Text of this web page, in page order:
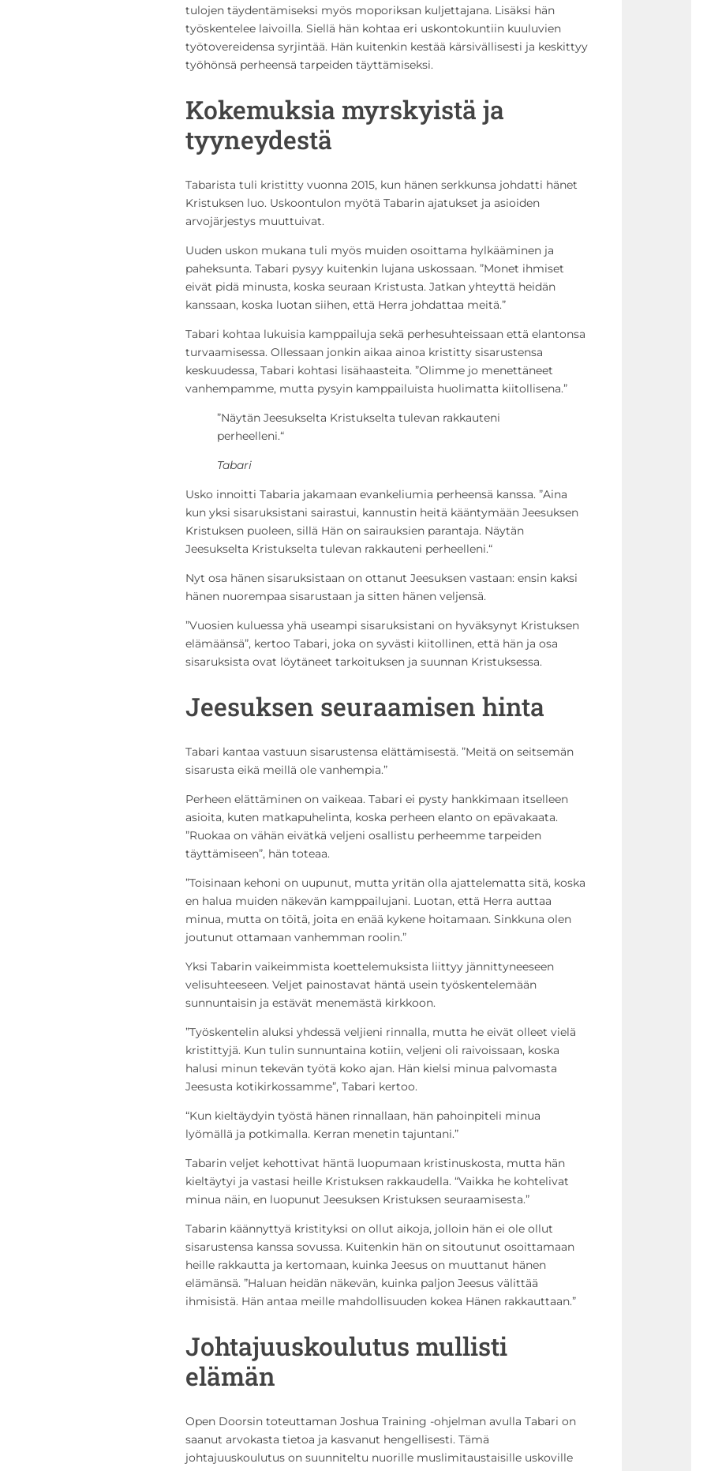
tulojen täydentämiseksi myös moporiksan kuljettajana. Lisäksi hän
työskentelee laivoilla. Siellä hän kohtaa eri uskontokuntiin kuuluvien
työtovereidensa syrjintää. Hän kuitenkin kestää kärsivällisesti ja keskittyy
työhönsä perheensä tarpeiden täyttämiseksi.
Kokemuksia myrskyistä ja
tyyneydestä
Tabarista tuli kristitty vuonna 2015, kun hänen serkkunsa johdatti hänet
Kristuksen luo. Uskoontulon myötä Tabarin ajatukset ja asioiden
arvojärjestys muuttuivat.
Uuden uskon mukana tuli myös muiden osoittama hylkääminen ja
paheksunta. Tabari pysyy kuitenkin lujana uskossaan. ”Monet ihmiset
eivät pidä minusta, koska seuraan Kristusta. Jatkan yhteyttä heidän
kanssaan, koska luotan siihen, että Herra johdattaa meitä.”
Tabari kohtaa lukuisia kamppailuja sekä perhesuhteissaan että elantonsa
turvaamisessa. Ollessaan jonkin aikaa ainoa kristitty sisarustensa
keskuudessa, Tabari kohtasi lisähaasteita. ”Olimme jo menettäneet
vanhempamme, mutta pysyin kamppailuista huolimatta kiitollisena.”
”Näytän Jeesukselta Kristukselta tulevan rakkauteni
perheelleni.“
Tabari
Usko innoitti Tabaria jakamaan evankeliumia perheensä kanssa. ”Aina
kun yksi sisaruksistani sairastui, kannustin heitä kääntymään Jeesuksen
Kristuksen puoleen, sillä Hän on sairauksien parantaja. Näytän
Jeesukselta Kristukselta tulevan rakkauteni perheelleni.“
Nyt osa hänen sisaruksistaan on ottanut Jeesuksen vastaan: ensin kaksi
hänen nuorempaa sisarustaan ja sitten hänen veljensä.
”Vuosien kuluessa yhä useampi sisaruksistani on hyväksynyt Kristuksen
elämäänsä”, kertoo Tabari, joka on syvästi kiitollinen, että hän ja osa
sisaruksista ovat löytäneet tarkoituksen ja suunnan Kristuksessa.
Jeesuksen seuraamisen hinta
Tabari kantaa vastuun sisarustensa elättämisestä. ”Meitä on seitsemän
sisarusta eikä meillä ole vanhempia.”
Perheen elättäminen on vaikeaa. Tabari ei pysty hankkimaan itselleen
asioita, kuten matkapuhelinta, koska perheen elanto on epävakaata.
”Ruokaa on vähän eivätkä veljeni osallistu perheemme tarpeiden
täyttämiseen”, hän toteaa.
”Toisinaan kehoni on uupunut, mutta yritän olla ajattelematta sitä, koska
en halua muiden näkevän kamppailujani. Luotan, että Herra auttaa
minua, mutta on töitä, joita en enää kykene hoitamaan. Sinkkuna olen
joutunut ottamaan vanhemman roolin.”
Yksi Tabarin vaikeimmista koettelemuksista liittyy jännittyneeseen
velisuhteeseen. Veljet painostavat häntä usein työskentelemään
sunnuntaisin ja estävät menemästä kirkkoon.
”Työskentelin aluksi yhdessä veljieni rinnalla, mutta he eivät olleet vielä
kristittyjä. Kun tulin sunnuntaina kotiin, veljeni oli raivoissaan, koska
halusi minun tekevän työtä koko ajan. Hän kielsi minua palvomasta
Jeesusta kotikirkossamme”, Tabari kertoo.
“Kun kieltäydyin työstä hänen rinnallaan, hän pahoinpiteli minua
lyömällä ja potkimalla. Kerran menetin tajuntani.”
Tabarin veljet kehottivat häntä luopumaan kristinuskosta, mutta hän
kieltäytyi ja vastasi heille Kristuksen rakkaudella. “Vaikka he kohtelivat
minua näin, en luopunut Jeesuksen Kristuksen seuraamisesta.”
Tabarin käännyttyä kristityksi on ollut aikoja, jolloin hän ei ole ollut
sisarustensa kanssa sovussa. Kuitenkin hän on sitoutunut osoittamaan
heille rakkautta ja kertomaan, kuinka Jeesus on muuttanut hänen
elämänsä. ”Haluan heidän näkevän, kuinka paljon Jeesus välittää
ihmisistä. Hän antaa meille mahdollisuuden kokea Hänen rakkauttaan.”
Johtajuuskoulutus mullisti
elämän
Open Doorsin toteuttaman Joshua Training -ohjelman avulla Tabari on
saanut arvokasta tietoa ja kasvanut hengellisesti. Tämä
johtajuuskoulutus on suunniteltu nuorille muslimitaustaisille uskoville